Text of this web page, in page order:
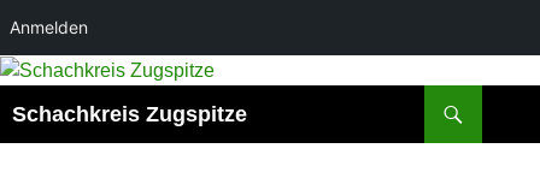
Anmelden
Zum
springen
Schachkreis Zugspitze